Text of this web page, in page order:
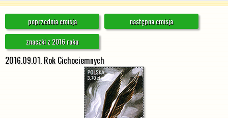
poprzednia emisja
następna emisja
znaczki z 2016 roku
2016.09.01. Rok Cichociemnych